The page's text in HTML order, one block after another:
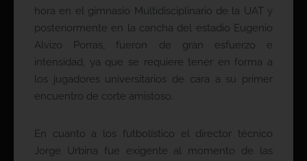
hora en el gimnasio Multidisciplinario de la UAT y
posteriormente en la cancha del estadio Eugenio
Alvizo Porras, fueron de gran esfuerzo e
intensidad, ya que se requiere tener en forma a
los jugadores universitarios de cara a su primer
encuentro de corte amistoso.
En cuanto a los futbolístico el director técnico
Jorge Urbina fue exigente al momento de las